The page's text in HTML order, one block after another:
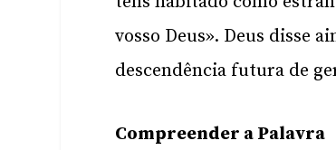
vosso Deus». Deus disse
descendência futura de
Compreender a Palavra